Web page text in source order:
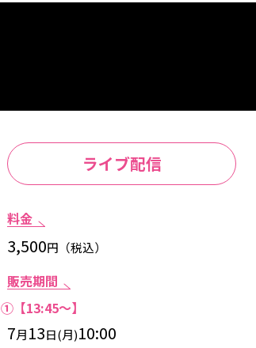
ライブ配信
料金
3,500円（税込）
販売期間
①【13:45～】
7月13日(月)10:00